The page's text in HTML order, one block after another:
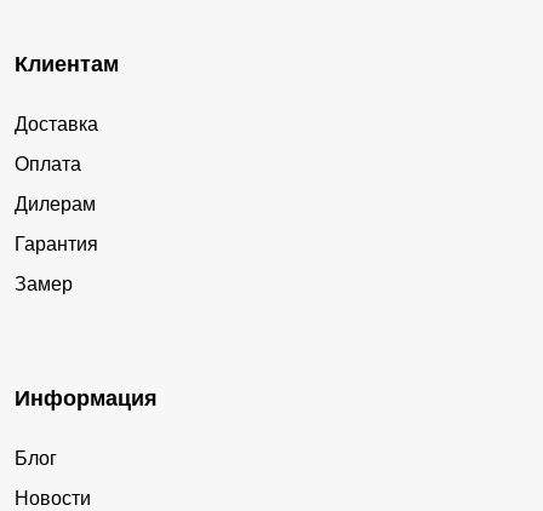
Клиентам
Доставка
Оплата
Дилерам
Гарантия
Замер
Информация
Блог
Новости